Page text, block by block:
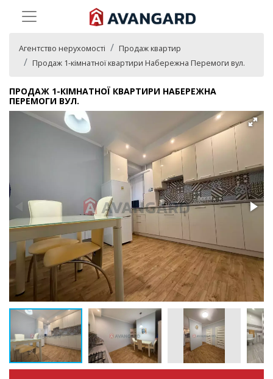
Агентство нерухомості
Продаж квартир
Продаж 1-кімнатної квартири Набережна Перемоги вул.
ПРОДАЖ 1-КІМНАТНОЇ КВАРТИРИ НАБЕРЕЖНА
ПЕРЕМОГИ ВУЛ.